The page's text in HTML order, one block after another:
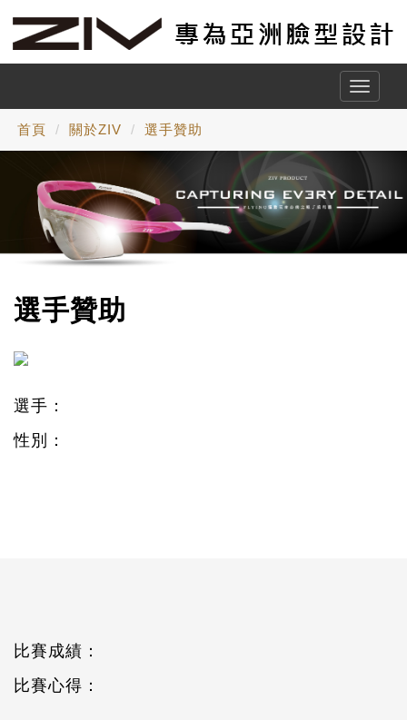
Toggle
首頁 關於ZIV 選手贊助
選手贊助
選手：
性別：
比賽成績：
比賽心得：